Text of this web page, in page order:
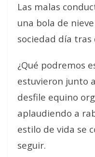
Las malas
una bola de
sociedad día
¿Qué podremos
estuvieron junto
desfile equino
aplaudiendo a
estilo de vida se
seguir.